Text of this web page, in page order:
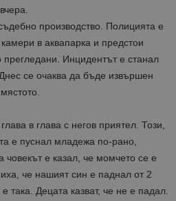
производство. Полицията е
в аквапарка и предстои
Инцидентът е станал
се очаква да бъде извършен
в глава с негов приятел. Този,
е пуснал младежа по-рано,
човекът е казал, че момчето се е
че нашият син е паднал от 2
така. Децата казват, че не е падал.